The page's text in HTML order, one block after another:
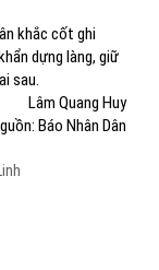
khắc cốt ghi
dựng làng, giữ
sau.
Lâm Quang Huy
Báo Nhân Dân